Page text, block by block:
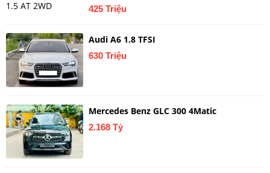
425 Triệu
Audi A6 1.8 TFSI
630 Triệu
Mercedes Benz GLC 300 4Matic
2.168 Tỷ